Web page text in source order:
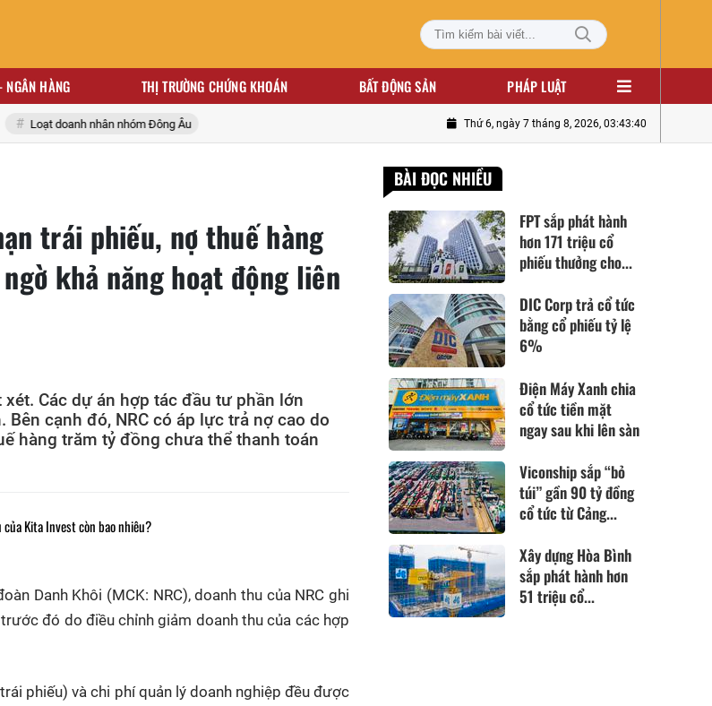
HÀNG THỊ TRƯỜNG CHỨNG KHOÁN BẤT ĐỘNG SẢN PHÁP LUẬT
Loạt doanh nhân nhóm Đông Âu Thứ 6, ngày 7 tháng 8, 2026, 03:43:41
trái phiếu, nợ thuế hàng
khả năng hoạt động liên
Các dự án hợp tác đầu tư phần lớn
cạnh đó, NRC có áp lực trả nợ cao do
hàng trăm tỷ đồng chưa thể thanh toán
Kita Invest còn bao nhiêu?
Danh Khôi (MCK: NRC), doanh thu của NRC ghi
đó do điều chỉnh giảm doanh thu của các hợp
phiếu) và chi phí quản lý doanh nghiệp đều được
BÀI ĐỌC NHIỀU
FPT sắp phát hành
hơn 171 triệu cổ
phiếu thưởng cho...
DIC Corp trả cổ tức
bằng cổ phiếu tỷ lệ
6%
Điện Máy Xanh chia
cổ tức tiền mặt
ngay sau khi lên sàn
Viconship sắp “bỏ
túi” gần 90 tỷ đồng
cổ tức từ Cảng...
Xây dựng Hòa Bình
sắp phát hành hơn
51 triệu cổ...